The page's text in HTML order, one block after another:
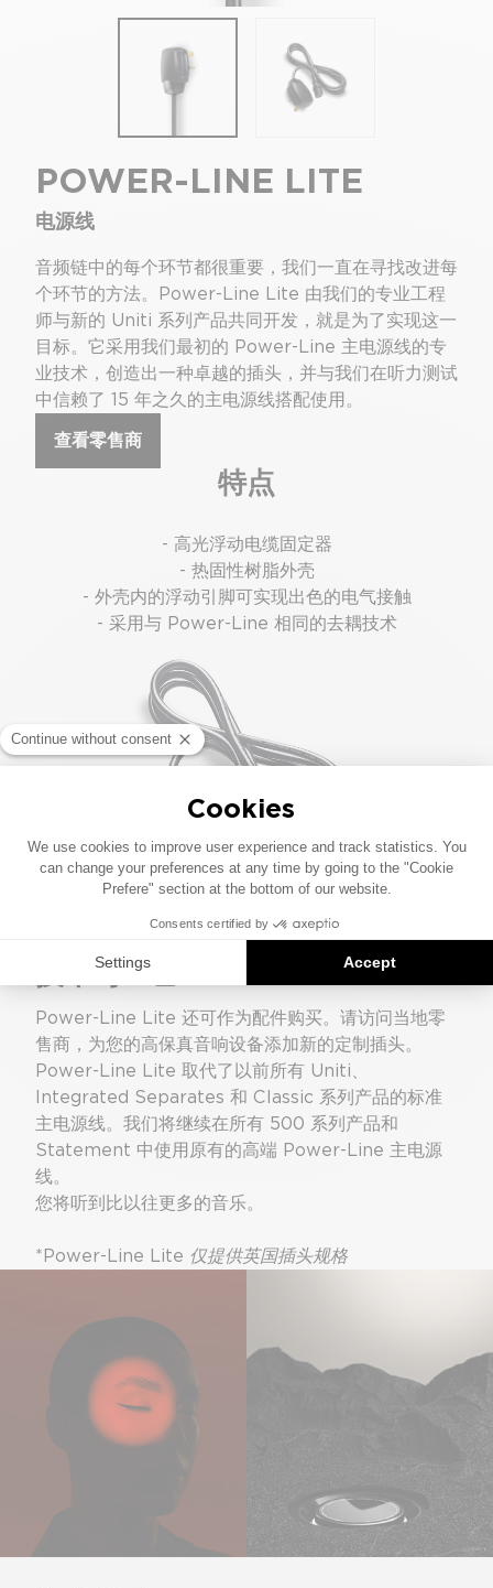
POWER-LINE LITE
电源线
音频链中的每个环节都很重要，我们一直在寻找改进每
个环节的方法。Power-Line Lite 由我们的专业工程
师与新的 Uniti 系列产品共同开发，就是为了实现这一
目标。它采用我们最初的 Power-Line 主电源线的专
业技术，创造出一种卓越的插头，并与我们在听力测试
中信赖了 15 年之久的主电源线搭配使用。
查看零售商
特点
- 高光浮动电缆固定器
- 热固性树脂外壳
- 外壳内的浮动引脚可实现出色的电气接触
- 采用与 Power-Line 相同的去耦技术
技术与工艺
Power-Line Lite 还可作为配件购买。请访问当地零
售商，为您的高保真音响设备添加新的定制插头。
Power-Line Lite 取代了以前所有 Uniti、
Integrated Separates 和 Classic 系列产品的标准
主电源线。我们将继续在所有 500 系列产品和
Statement 中使用原有的高端 Power-Line 主电源
线。
您将听到比以往更多的音乐。
*Power-Line Lite 仅提供英国插头规格